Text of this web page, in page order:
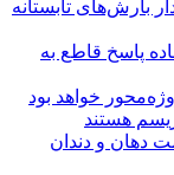
۳ استان؛ هشدار بارش‌های تابستانه
پاسخ قاطع به
خواهد بود
هستند
دهان و دندان